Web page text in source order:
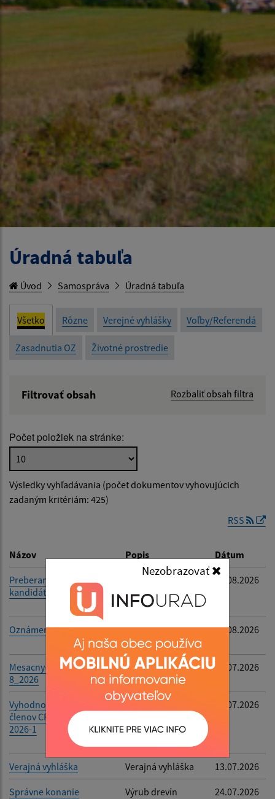
Nezobrazovať
Úradná tabuľa
Úvod Samospráva Úradná tabuľa
Všetko Rôzne Verejné vyhlášky Voľby/Referendá
Zasadnutia OZ Životné prostredie
Filtrovať obsah Rozbaliť obsah filtra
Popis:
Dátum zverejnenia od:
Filtrovať Reset
Počet položiek na stránke:
Výsledky vyhľadávania (počet dokumentov vyhovujúcich
zadaným kritériám: 425)
RSS
Názov Popis Dátum
Preberanie
kandidátnych listín
kandidátnych
listín
05.08.2026
Oznámenie
Delegovanie do
komisie
05.08.2026
Mesacny-plan-cinnosti-
8_2026
Mesacny-plan-
cinnosti-8_2026
31.07.2026
Vyhodnotenie činnosti
členov CRT za mesiac 07-
2026-1
CRT za mesiac 07-
31.07.2026
Verajná vyhláška Verajná vyhláška 13.07.2026
Správne konanie Výrub drevín 24.07.2026